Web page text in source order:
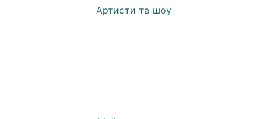
Артисти та шоу